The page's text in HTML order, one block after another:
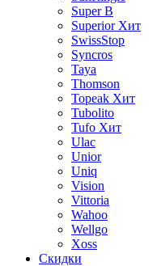
Super B
Superior Хит
SwissStop
Syncros
Taya
Thomson
Topeak Хит
Tubolito
Tufo Хит
Ulac
Unior
Uniq
Vision
Vittoria
Wahoo
Wellgo
Xoss
Скидки